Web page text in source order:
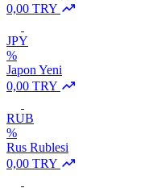
0,00 TRY
JPY
%
Japon Yeni
0,00 TRY
RUB
%
Rus Rublesi
0,00 TRY